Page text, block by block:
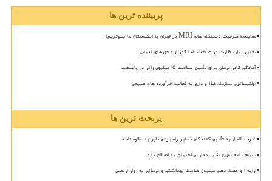
پربیننده ترین ها
مقایسه ظرفیت دستگاه های MRI در تهران با انگلستان ما جلوتریم!
تغییر ریل نظارت در صنعت غذا گذر از مجوزهای قدیمی
آمادگی کادر درمان برای تأمین سلامت 15 میلیون زائر در پایتخت
اولتیماتوم سازمان غذا و دارو به فعالین فرآورده های طبیعی
پربحث ترین ها
ضرب الاجل به تأمین کنندگان ذخایر راهبردی دارو به علاوه نامه
شیوه نامه توزیع شیر مدارس احتیاج به اصلاح دارد
ارایه ۱ و هفت دهم میلیون خدمت بهداشتی و درمانی به زوار اربعین